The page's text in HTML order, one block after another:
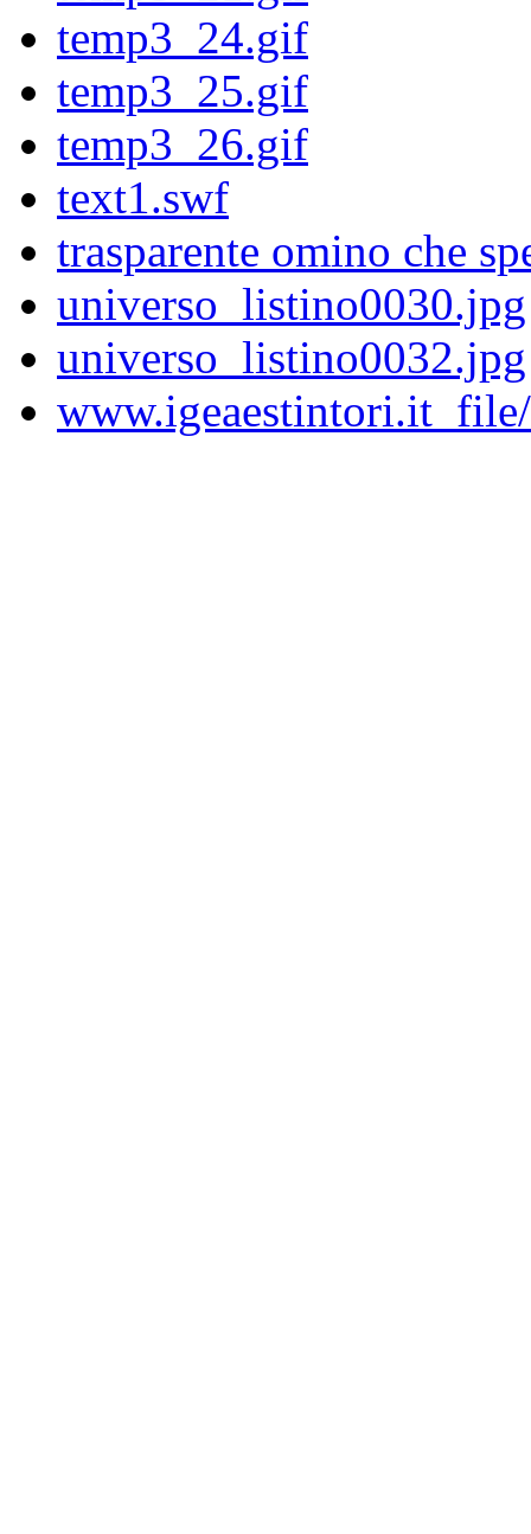
temp3_24.gif
temp3_25.gif
temp3_26.gif
text1.swf
trasparente omino che
universo_listino0030.jpg
universo_listino0032.jpg
www.igeaestintori.it_file/